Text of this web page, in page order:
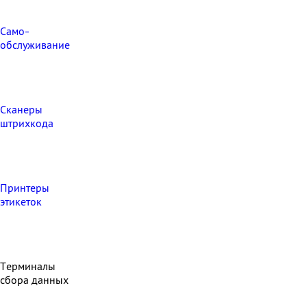
Само-
обслуживание
Сканеры
штрихкода
Принтеры
этикеток
Терминалы
сбора данных